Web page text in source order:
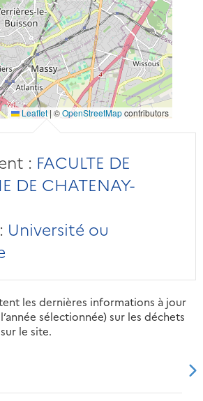
Leaflet | ©OpenStreetMapcontributors
: FACULTE DE
DE CHATENAY-
Université ou
les dernières informations à jour
sélectionnée) sur les déchets
le site.